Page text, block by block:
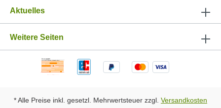
Aktuelles
Weitere Seiten
* Alle Preise inkl. gesetzl. Mehrwertsteuer zzgl. Versandkosten